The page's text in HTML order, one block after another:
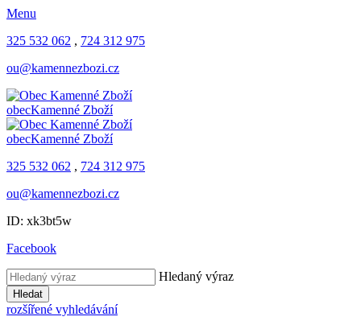
Menu
325 532 062 , 724 312 975
ou@kamennezbozi.cz
obecKamenné Zboží
obecKamenné Zboží
325 532 062 , 724 312 975
ou@kamennezbozi.cz
ID: xk3bt5w
Facebook
Hledaný výraz
Hledat
rozšířené vyhledávání